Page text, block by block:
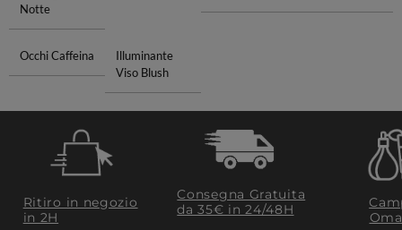
Notte
Occhi Caffeina
Illuminante
Viso Blush
Ritiro in negozio
in 2H
Consegna Gratuita
da 35€​ in 24/48H